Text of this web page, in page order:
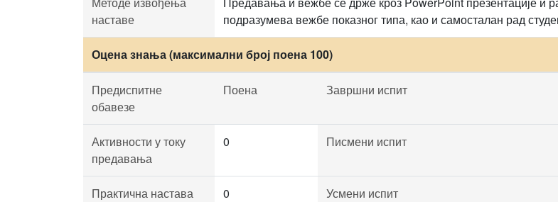
наставе
подразумева вежбе показног типа, као и самосталан рад
Оцена знања (максимални број поена 100)
Предиспитне
обавезе
Поена Завршни испит
Активности у току
предавања
0 Писмени испит
Практична настава 0 Усмени испит